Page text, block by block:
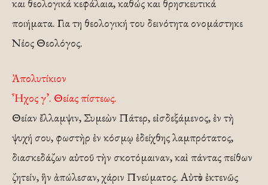
και θεολογικά κεφάλαια, καθώς και θρησκευτικά
ποιήματα. Για τη θεολογική του δεινότητα ονομάστηκε
Νέος Θεολόγος.
Ἀπολυτίκιον
Ἦχος γ’. Θείας πίστεως.
Θείαν ἔλλαμψιν, Συμεὼν Πάτερ, εἰσδεξάμενος, ἐν τὴ
ψυχή σου, φωστὴρ ἐν κόσμῳ ἐδείχθης λαμπρότατος,
διασκεδάζων αὐτοῦ τὴν σκοτόμαιναν, καὶ πάντας πείθων
ζητείν, ἣν ἀπώλεσαν, χάριν Πνεύματος. Αὐτὸν ἐκτενῶς